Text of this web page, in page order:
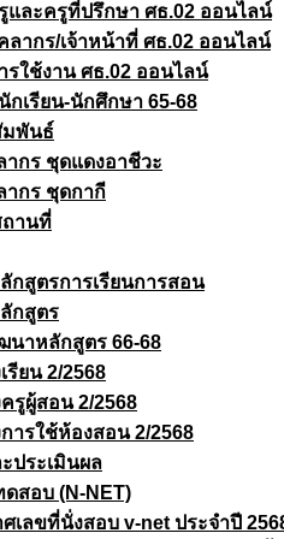
และครูที่ปรึกษา ศธ.02 ออนไลน์
ลากร/เจ้าหน้าที่ ศธ.02 ออนไลน์
รใช้งาน ศธ.02 ออนไลน์
กเรียน-นักศึกษา 65-68
มพันธ์
ากร ชุดแดงอาชีวะ
ากร ชุดกากี
ถานที่
สูตรการเรียนการสอน
กสูตร
นาหลักสูตร 66-68
รียน 2/2568
รูผู้สอน 2/2568
ารใช้ห้องสอน 2/2568
ะประเมินผล
สอบ (N-NET)
เลขที่นั่งสอบ v-net ประจำปี